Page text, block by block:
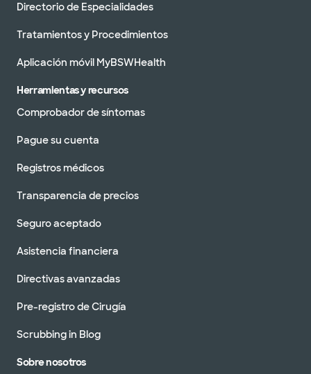
Directorio de Especialidades
Tratamientos y Procedimientos
Aplicación móvil MyBSWHealth
Herramientas y recursos
Comprobador de síntomas
Pague su cuenta
Registros médicos
Transparencia de precios
Seguro aceptado
Asistencia financiera
Directivas avanzadas
Pre-registro de Cirugía
Scrubbing in Blog
Sobre nosotros